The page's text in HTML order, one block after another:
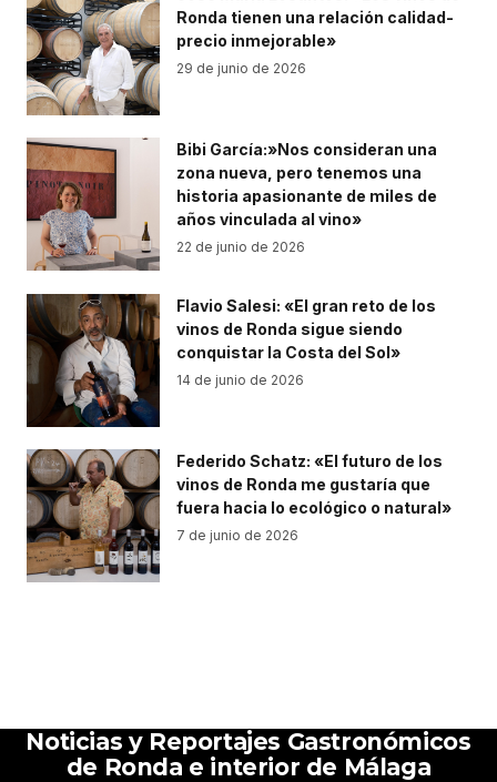
Ronda tienen una relación calidad-
precio inmejorable»
29 de junio de 2026
Bibi García:»Nos consideran una
zona nueva, pero tenemos una
historia apasionante de miles de
años vinculada al vino»
22 de junio de 2026
Flavio Salesi: «El gran reto de los
vinos de Ronda sigue siendo
conquistar la Costa del Sol»
14 de junio de 2026
Federido Schatz: «El futuro de los
vinos de Ronda me gustaría que
fuera hacia lo ecológico o natural»
7 de junio de 2026
Noticias y Reportajes Gastronómicos
de Ronda e interior de Málaga